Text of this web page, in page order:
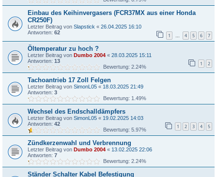
Einbau des Keihinvergasers (FCR37MX aus einer Honda
CR250F)
Letzter Beitrag von Slapstick « 26.04.2025 16:10
Antworten: 62 1 … 4 5 6 7
Öltemperatur zu hoch ?
Letzter Beitrag von Dumbo 2004 « 28.03.2025 15:11
Antworten: 13 1 2
Bewertung: 2.24%
Tachoantrieb 17 Zoll Felgen
Letzter Beitrag von SimonL05 « 18.03.2025 21:49
Antworten: 3
Bewertung: 1.49%
Wechsel des Endschalldämpfers
Letzter Beitrag von SimonL05 « 19.02.2025 14:03
Antworten: 42 1 2 3 4 5
Bewertung: 5.97%
Zündkerzenwahl und Verbrennung
Letzter Beitrag von Dumbo 2004 « 13.02.2025 22:06
Antworten: 7
Bewertung: 2.24%
Ständer Schalter Kabel Befestigung